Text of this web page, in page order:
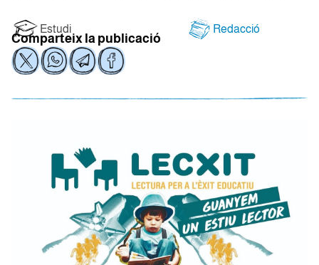
Estudi Redacció
Comparteix la publicació